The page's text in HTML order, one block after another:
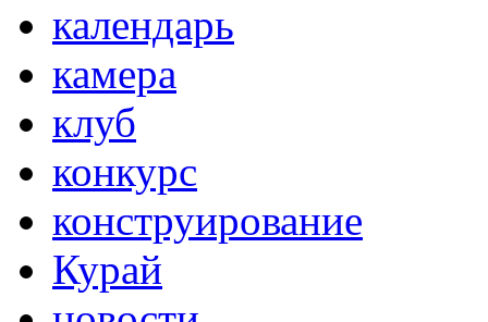
календарь
камера
клуб
конкурс
конструирование
Курай